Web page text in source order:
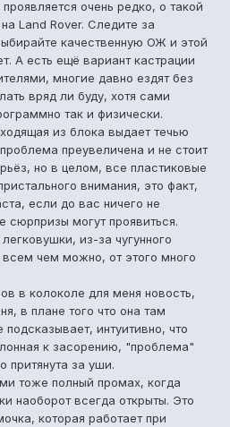
очень редко, о такой
Land Rover. Следите за
качественную ОЖ и этой
А есть ещё вариант кастрации
многие давно ездят без
вряд ли буду, хотя сами
так и физически.
из блока выдает течью
преувеличена и не стоит
но в целом, все пластиковые
внимания, это факт,
если до вас ничего не
сюрпризы могут проявиться.
из-за чугунного
чем можно, от этого много
в колоколе для меня новость,
в плане того что она там
интуитивно, что
к засорению, "проблема"
притянута за уши.
тоже полный промах, когда
наоборот всегда открыты. Это
которая работает при